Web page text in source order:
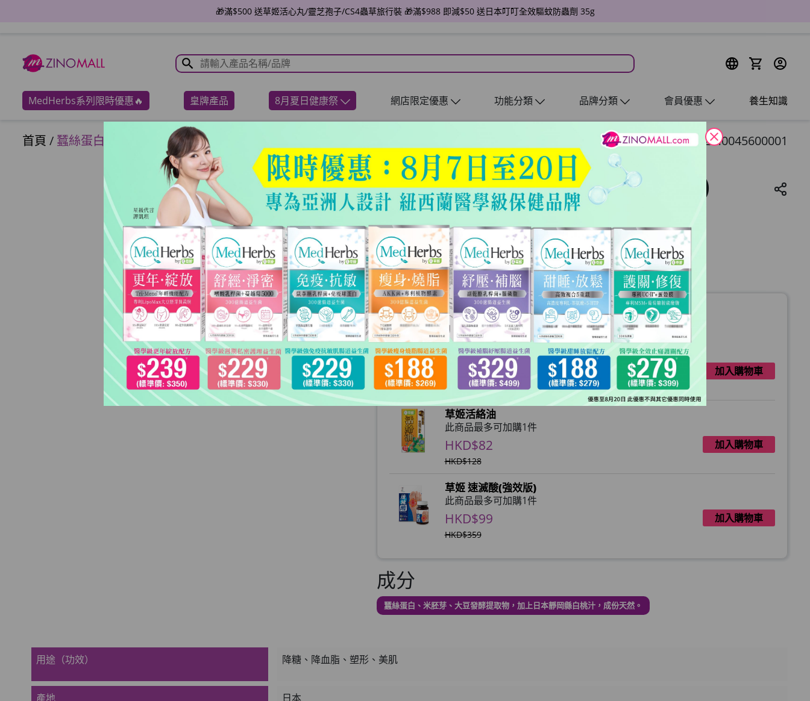
🎁滿$500 送草姬活心丸/靈芝孢子/CS4蟲草旅行裝 🎁滿$988 即減$50 送日本叮叮全效驅蚊防蟲劑 35g
MedHerbs系列限時優惠🔥 皇牌產品 8月夏日健康祭 網店限定優惠 功能分類 品牌分類 會員優惠 養生知識
首頁 / 蠶絲蛋白果凍 600g 包裝 (60包) ZM0045600001
蠶絲蛋白果凍 600g 包裝 (60包)
HKD$1500 HKD$2000
數量 加入購物車
加購產品 (購物滿額限定):
草姬萬花油
此商品最多可加購1件
HKD$49
HKD$78
加入購物車
草姬活絡油
此商品最多可加購1件
HKD$82
HKD$128
加入購物車
草姬 速滅酸(強效版)
此商品最多可加購1件
HKD$99
HKD$359
加入購物車
HKD$99
成分
蠶絲蛋白、米胚芽、大豆發酵提取物，加上日本靜岡縣白桃汁，成份天然。
用途（功效） 降糖、降血脂、塑形、美肌
產地 日本
close